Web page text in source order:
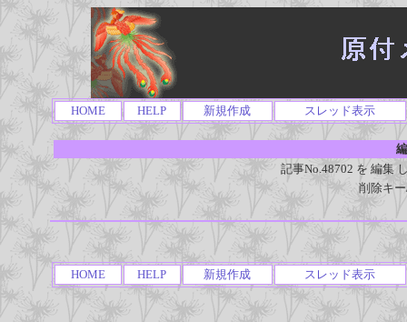
HOME HELP 新規作成 スレッド表示
記事No.48702 を 編集
削除キ
HOME HELP 新規作成 スレッド表示